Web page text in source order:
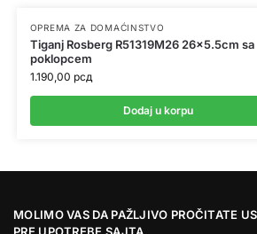
OPREMA ZA DOMAĆINSTVO
Tiganj Rosberg R51319M26 26×5.5cm sa
poklopcem
1.190,00 рсд
Dodaj u korpu
MOLIMO VAS DA PAŽLJIVO PROČITATE
PRE UPOTREBE SAJTA